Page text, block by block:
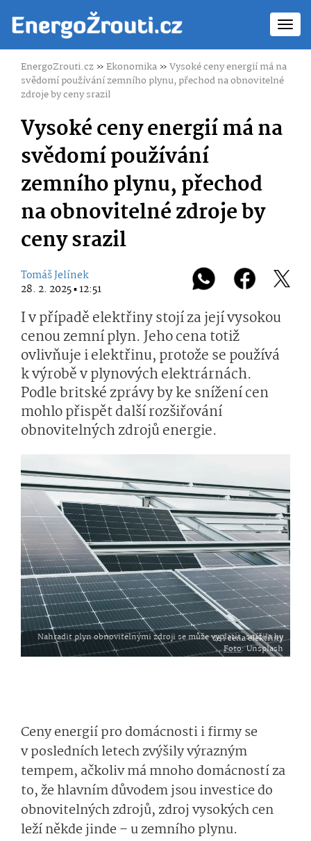
EnergoZrouti.cz»Ekonomika»Vysoké ceny energií má na
svědomí používání zemního plynu, přechod na obnovitelné
zdroje by ceny srazil
Vysoké ceny energií má na
svědomí používání
zemního plynu, přechod
na obnovitelné zdroje by
ceny srazil
Tomáš Jelínek
28. 2. 2025 ▪ 12:51
I v případě elektřiny stojí za její vysokou
cenou zemní plyn. Jeho cena totiž
ovlivňuje i elektřinu, protože se používá
k výrobě v plynových elektrárnách.
Podle britské zprávy by ke snížení cen
mohlo přispět další rozšiřování
obnovitelných zdrojů energie.
Nahradit plyn obnovitelnými zdroji se může vyplatit, snížila by se i cena elektřiny
Foto: Unsplash
Ceny energií pro domácnosti i firmy se
v posledních letech zvýšily výrazným
tempem, ačkoliv má mnoho domácností za
to, že hlavním důvodem jsou investice do
obnovitelných zdrojů, zdroj vysokých cen
leží někde jinde – u zemního plynu.